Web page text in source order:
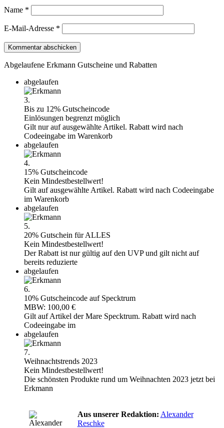
Name *
E-Mail-Adresse *
Abgelaufene Erkmann Gutscheine und Rabatten
abgelaufen
3.
Bis zu 12% Gutscheincode
Einlösungen begrenzt möglich
Gilt nur auf ausgewählte Artikel. Rabatt wird nach
Codeeingabe im Warenkorb
abgelaufen
4.
15% Gutscheincode
Kein Mindestbestellwert!
Gilt auf ausgewählte Artikel. Rabatt wird nach Codeeingabe
im Warenkorb
abgelaufen
5.
20% Gutschein für ALLES
Kein Mindestbestellwert!
Der Rabatt ist nur gültig auf den UVP und gilt nicht auf
bereits reduzierte
abgelaufen
6.
10% Gutscheincode auf Specktrum
MBW: 100,00 €
Gilt auf Artikel der Mare Specktrum. Rabatt wird nach
Codeeingabe im
abgelaufen
7.
Weihnachtstrends 2023
Kein Mindestbestellwert!
Die schönsten Produkte rund um Weihnachten 2023 jetzt bei
Erkmann
Aus unserer Redaktion: Alexander
Reschke